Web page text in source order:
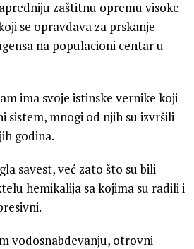
zaštitnu opremu visoke
se opravdava za prskanje
na populacioni centar u
ima svoje istinske vernike koji
sistem, mnogi od njih su izvršili
godina.
savest, već zato što su bili
hemikalija sa kojima su radili i
vodosnabdevanju, otrovni